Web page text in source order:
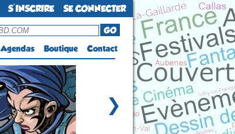
S'INSCRIRE
SE CONNECTER
GO
Agendas Boutique Contact
❯